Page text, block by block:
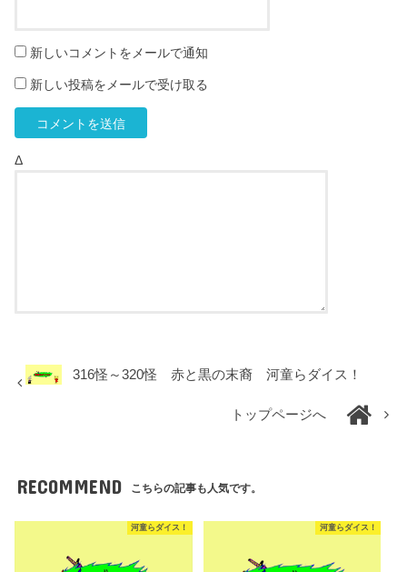
新しいコメントをメールで通知
新しい投稿をメールで受け取る
Δ
316怪～320怪 赤と黒の末裔 河童らダイス！
トップページへ
RECOMMEND こちらの記事も人気です。
河童らダイス！ 河童らダイス！